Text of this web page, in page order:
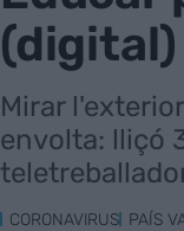
(digital)
Mirar
envolta: lliçó
CORONAVIRUS PAÍS